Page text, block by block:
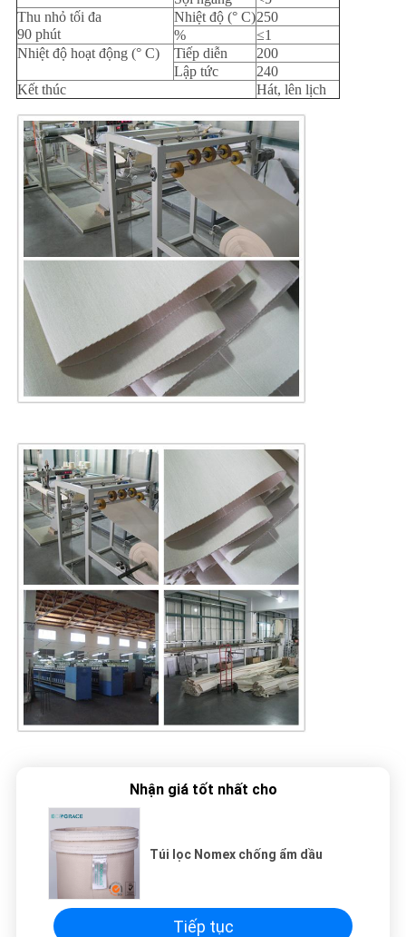
Thu nhỏ tối đa
90 phút
Nhiệt độ (° C)250
%
≤1
Nhiệt độ hoạt động (° C)
Tiếp diễn
200
Lập tức
240
Kết thúc
Hát, lên lịch
Nhận giá tốt nhất cho
Túi lọc Nomex chống ẩm dầu
Tiếp tục